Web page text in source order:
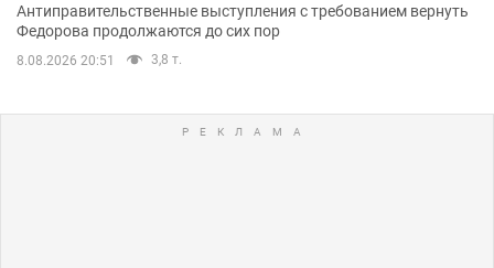
Антиправительственные выступления с требованием вернуть
Федорова продолжаются до сих пор
8.08.2026 20:51 3,8 т.